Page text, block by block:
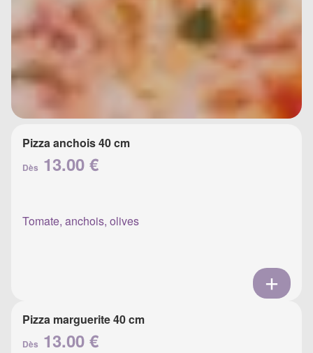
Pizza anchois 40 cm
Dès 13.00 €
Tomate, anchois, olives
Pizza marguerite 40 cm
Dès 13.00 €